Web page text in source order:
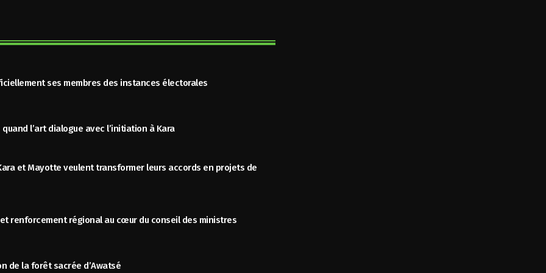
ses membres des instances électorales
quand l’art dialogue avec l’initiation à Kara
et Mayotte veulent transformer leurs accords en projets de
renforcement régional au cœur du conseil des ministres
de la forêt sacrée d’Awatsé